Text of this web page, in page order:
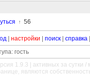
↑ 56
настройки поиск справка
гость
1.9.3 | активных за сутки /
являются